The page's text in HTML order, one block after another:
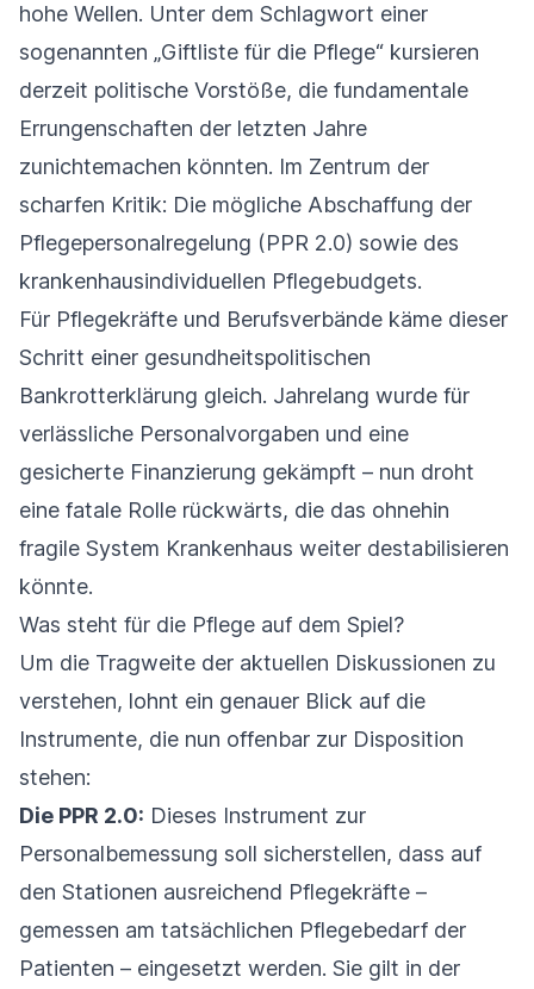
hohe Wellen. Unter dem Schlagwort einer
sogenannten „Giftliste für die Pflege“ kursieren
derzeit politische Vorstöße, die fundamentale
Errungenschaften der letzten Jahre
zunichtemachen könnten. Im Zentrum der
scharfen Kritik: Die mögliche Abschaffung der
Pflegepersonalregelung (PPR 2.0) sowie des
krankenhausindividuellen Pflegebudgets.
Für Pflegekräfte und Berufsverbände käme dieser
Schritt einer gesundheitspolitischen
Bankrotterklärung gleich. Jahrelang wurde für
verlässliche Personalvorgaben und eine
gesicherte Finanzierung gekämpft – nun droht
eine fatale Rolle rückwärts, die das ohnehin
fragile System Krankenhaus weiter destabilisieren
könnte.
Was steht für die Pflege auf dem Spiel?
Um die Tragweite der aktuellen Diskussionen zu
verstehen, lohnt ein genauer Blick auf die
Instrumente, die nun offenbar zur Disposition
stehen:
Die PPR 2.0: Dieses Instrument zur
Personalbemessung soll sicherstellen, dass auf
den Stationen ausreichend Pflegekräfte –
gemessen am tatsächlichen Pflegebedarf der
Patienten – eingesetzt werden. Sie gilt in der